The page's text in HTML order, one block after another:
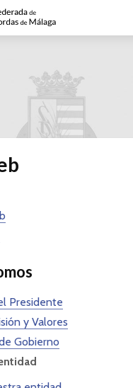
Presidente
y Valores
Gobierno